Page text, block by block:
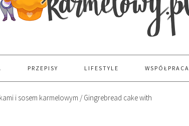
PRZEPISY LIFESTYLE WSPÓŁPRACA
i sosem karmelowym / Gingrebread cake with